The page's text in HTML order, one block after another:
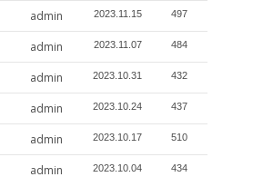
admin 2023.11.15 497
admin 2023.11.07 484
admin 2023.10.31 432
admin 2023.10.24 437
admin 2023.10.17 510
admin 2023.10.04 434